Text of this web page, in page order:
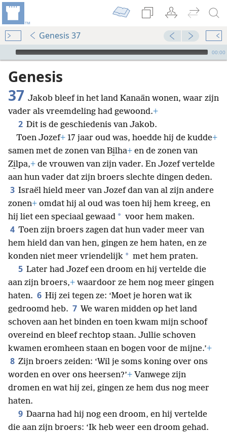
Genesis 37
Audio Player
00:00
Genesis
37 Jakob bleef in het land Kanaän wonen, waar zijn
vader als vreemdeling had gewoond.+
2 Dit is de geschiedenis van Jakob.
Toen Jozef+ 17 jaar oud was, hoedde hij de kudde+
samen met de zonen van Bi̱lha+ en de zonen van
Zi̱lpa,+ de vrouwen van zijn vader. En Jozef vertelde
aan hun vader dat zijn broers slechte dingen deden.
3 Israël hield meer van Jozef dan van al zijn andere
zonen+ omdat hij al oud was toen hij hem kreeg, en
hij liet een speciaal gewaad * voor hem maken.
4 Toen zijn broers zagen dat hun vader meer van
hem hield dan van hen, gingen ze hem haten, en ze
konden niet meer vriendelijk * met hem praten.
5 Later had Jozef een droom en hij vertelde die
aan zijn broers,+ waardoor ze hem nog meer gingen
haten. 6 Hij zei tegen ze: ‘Moet je horen wat ik
gedroomd heb. 7 We waren midden op het land
schoven aan het binden en toen kwam mijn schoof
overeind en bleef rechtop staan. Jullie schoven
kwamen eromheen staan en bogen voor de mijne.’+
8 Zijn broers zeiden: ‘Wil je soms koning over ons
worden en over ons heersen?’+ Vanwege zijn
dromen en wat hij zei, gingen ze hem dus nog meer
haten.
9 Daarna had hij nog een droom, en hij vertelde
die aan zijn broers: ‘Ik heb weer een droom gehad.